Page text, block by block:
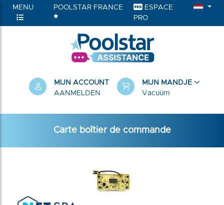
MENU POOLSTAR FRANCE
ESPACE
PRO
MIJN ACCOUNT
AANMELDEN
MIJN MANDJE
Vacuüm
Carte boîtier de commande